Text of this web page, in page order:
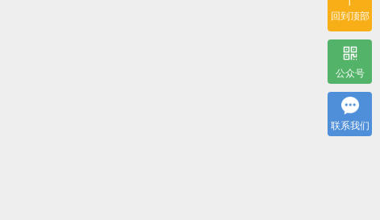
回到顶部
公众号
联系我们